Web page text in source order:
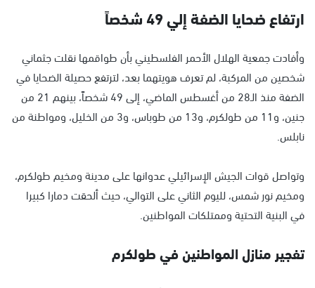
ارتفاع ضحايا الضفة إلي 49 شخصاً
وأفادت جمعية الهلال الأحمر الفلسطيني بأن طواقمها نقلت جثماني
شخصين من المركبة، لم تعرف هويتهما بعد، لترتفع حصيلة الضحايا في
الضفة منذ الـ28 من أغسطس الماضي، إلى 49 شخصاً، بينهم 21 من
جنين، و11 من طولكرم، و13 من طوباس، و3 من الخليل، ومواطنة من
نابلس.
وتواصل قوات الجيش الإسرائيلي عدوانها على مدينة ومخيم طولكرم،
ومخيم نور شمس، لليوم الثاني على التوالي، حيث ألحقت دمارا كبيرا
في البنية التحتية وممتلكات المواطنين.
تفجير منازل المواطنين في طولكرم